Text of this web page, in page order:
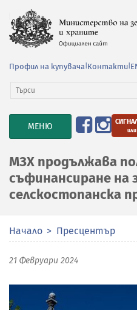
Профил на купувача Контакти
TOGGLE
NAVIGATION
МЕНЮ
МЗХ продължава
съфинансиране на
селскостопанска
Начало Пресцентър
21 Февруари 2024